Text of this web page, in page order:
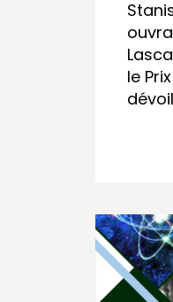
le